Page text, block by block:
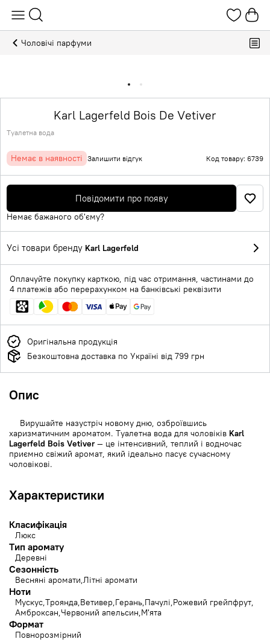
Чоловічі парфуми
Karl Lagerfeld Bois De Vetiver
Туалетна вода
Немає в наявності Залишити відгук Код товару: 6739
Повідомити про появу
Немає бажаного об'єму?
Усі товари бренду Karl Lagerfeld
Оплачуйте покупку карткою, під час отримання, частинами до
4 платежів або перерахунком на банківські реквізити
Оригінальна продукція
Безкоштовна доставка по Україні від 799 грн
Опис
Вирушайте назустріч новому дню, озброївшись
харизматичним ароматом. Туалетна вода для чоловіків Karl
Lagerfeld Bois Vеtiver— це інтенсивний, теплий і водночас
приємно свіжий аромат, який ідеально пасує сучасному
чоловікові.
Характеристики
Класифікація
Люкс
Тип аромату
Деревні
Сезонність
Весняні аромати Літні аромати
Ноти
Мускус Троянда Ветивер Герань Пачулі Рожевий грейпфрут
Амброксан Червоний апельсин М'ята
Формат
Повнорозмірний